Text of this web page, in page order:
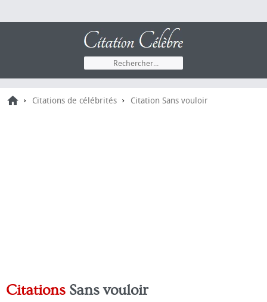
› Citations de célébrités › Citation Sans vouloir
Citations Sans vouloir